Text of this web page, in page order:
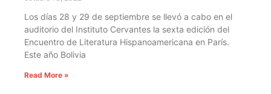
Los días 28 y 29 de septiembre se llevó a cabo en el
auditorio del Instituto Cervantes la sexta edición del
Encuentro de Literatura Hispanoamericana en París.
Este año Bolivia
Read More »